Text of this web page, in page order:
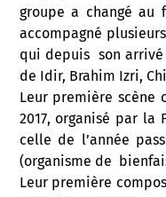
groupe a changé
accompagné
qui depuis son arrivé
de Idir, Brahim Izri,
Leur première
2017, organisé par la
celle de l’année
(organisme de
Leur première